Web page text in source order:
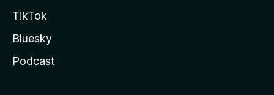
TikTok
Bluesky
Podcast